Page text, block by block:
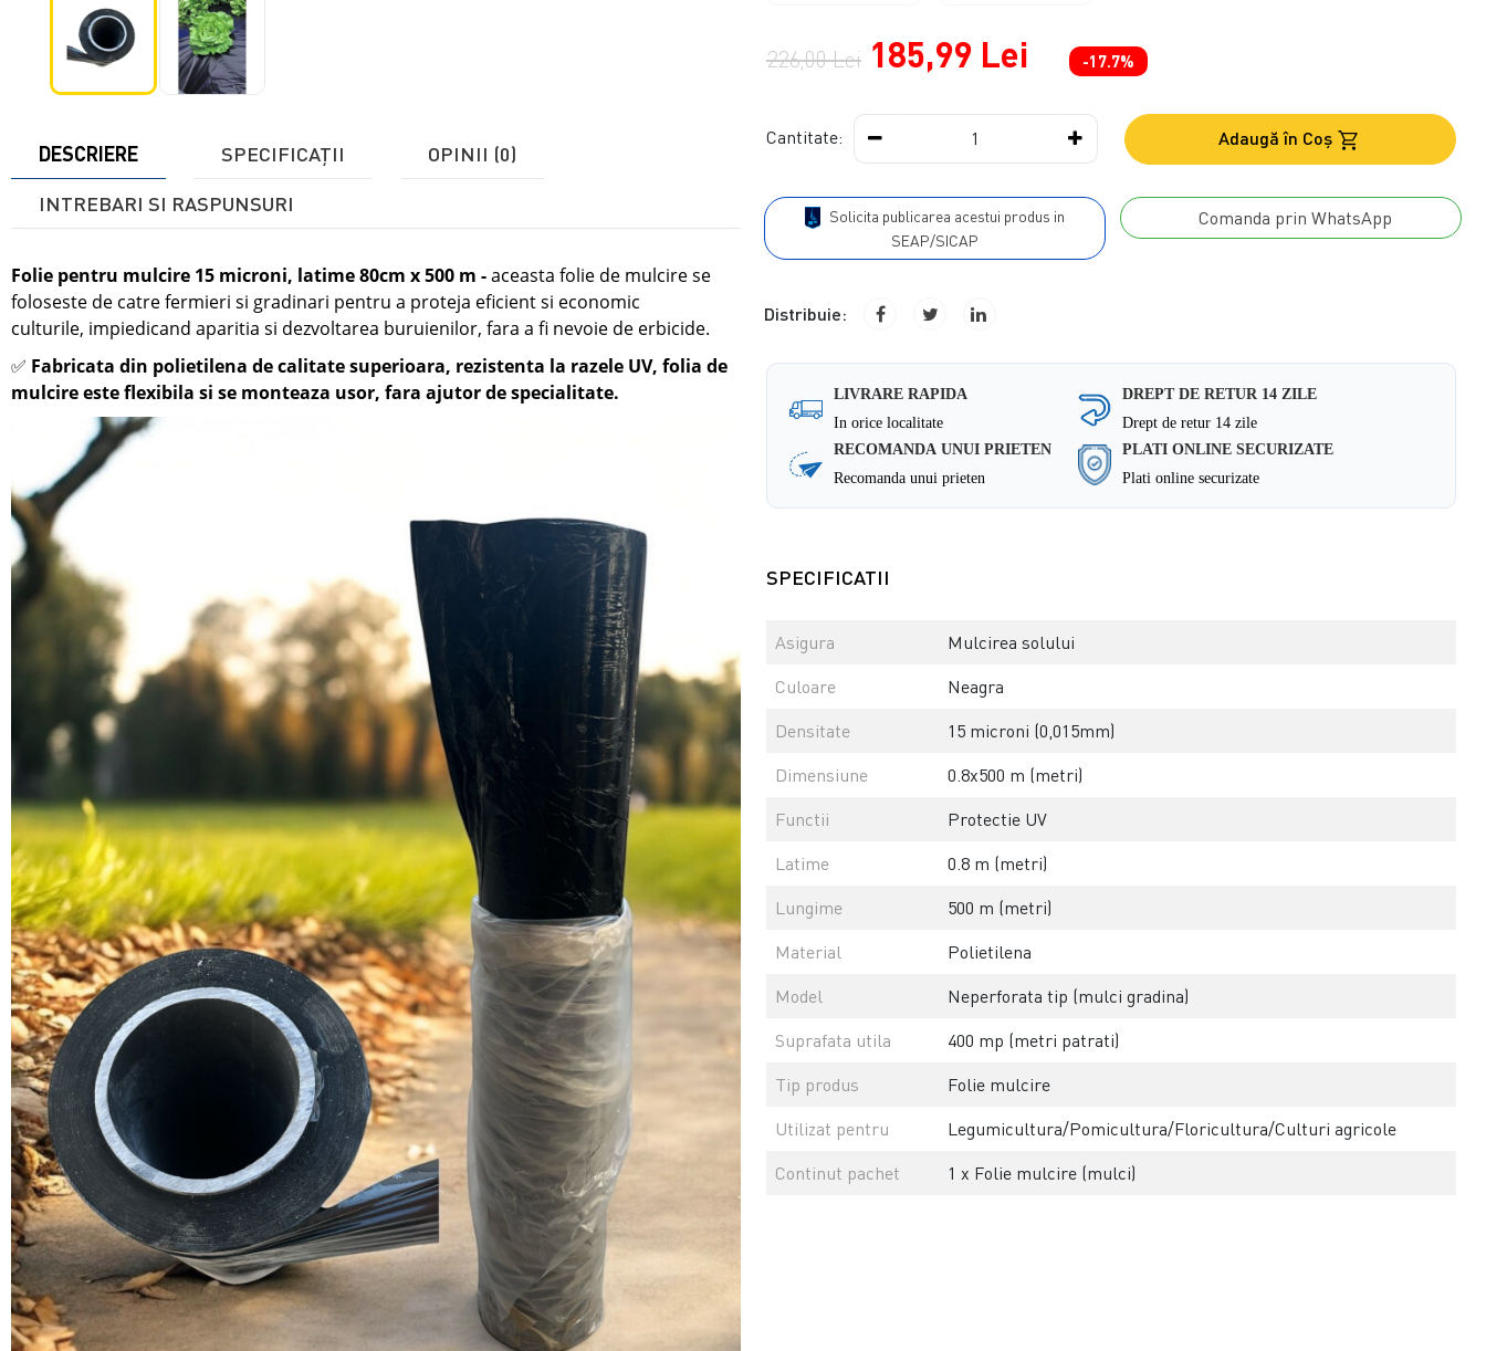
DESCRIERE SPECIFICAŢII OPINII (0)
INTREBARI SI RASPUNSURI
Folie pentru mulcire 15 microni, latime 80cm x 500 m -aceasta folie de mulcire se
foloseste de catre fermieri si gradinari pentru a proteja eficient si economic
culturile, impiedicand aparitia si dezvoltarea buruienilor,fara a fi nevoie de erbicide.
✅ Fabricata din polietilena de calitate superioara, rezistenta la razele UV, folia de
mulcire este flexibila si se monteaza usor, fara ajutor de specialitate.
226,00 Lei 185,99 Lei -17.7%
Cantitate: Adaugă în Coş
SEAP/SICAP
Comanda prin WhatsApp
Distribuie:
LIVRARE RAPIDA
In orice localitate
DREPT DE RETUR 14 ZILE
Drept de retur 14 zile
RECOMANDA UNUI PRIETEN
Recomanda unui prieten
PLATI ONLINE SECURIZATE
Plati online securizate
SPECIFICATII
Asigura
Mulcirea solului
Culoare
Neagra
Densitate
15 microni (0,015mm)
Dimensiune
0.8x500 m (metri)
Functii
Protectie UV
Latime
0.8 m (metri)
Lungime
500 m (metri)
Material
Polietilena
Model
Neperforata tip (mulci gradina)
Suprafata utila
400 mp (metri patrati)
Tip produs
Folie mulcire
Utilizat pentru
Legumicultura/Pomicultura/Floricultura/Culturi agricole
Continut pachet
1 x Folie mulcire (mulci)